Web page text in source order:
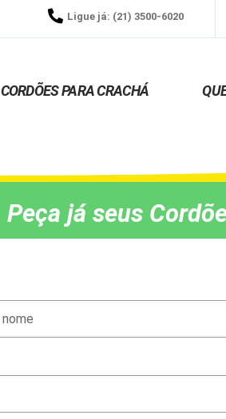
Ligue já: (21) 3500-6020
CORDÕES PARA CRACHÁ
Peça já seus